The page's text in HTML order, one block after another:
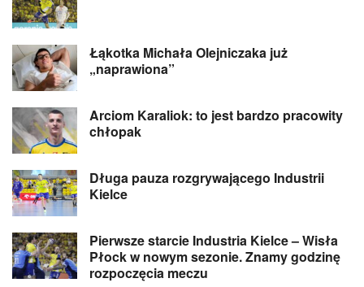
Łąkotka Michała Olejniczaka już
„naprawiona”
Arciom Karaliok: to jest bardzo pracowity
chłopak
Długa pauza rozgrywającego Industrii
Kielce
Pierwsze starcie Industria Kielce – Wisła
Płock w nowym sezonie. Znamy godzinę
rozpoczęcia meczu